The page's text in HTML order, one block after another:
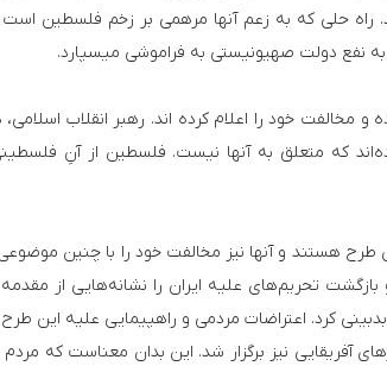
راه حلی که به زعم آنها مرهمی بر زخم فلسطین است
نفع دولت صهیونیستی به فراموشی می­سپارد.
خود را اعلام کرده ­اند. رهبر انقلاب اسلامی،
که متعلق به آنها نیست. فلسطین از آنِ
طرح هستند و آنها نیز مخالفت خود را با چنین
بازگشت تحریم‌های علیه ایران را نشانه‌هایی از
کرد. اعتراضات مردمی و راهپیمایی علیه این طرح
آفریقایی نیز برگزار شد. این بدان معناست که مردم